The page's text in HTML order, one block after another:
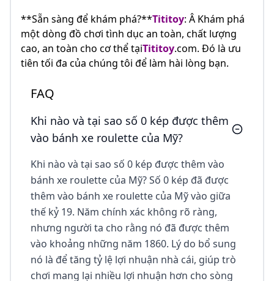
**Sẵn sàng để khám phá?**Tititoy: Â Khám phá
một dòng đồ chơi tình dục an toàn, chất lượng
cao, an toàn cho cơ thể tạiTititoy.com. Đó là ưu
tiên tối đa của chúng tôi để làm hài lòng bạn.
FAQ
Khi nào và tại sao số 0 kép được thêm
vào bánh xe roulette của Mỹ?
Khi nào và tại sao số 0 kép được thêm vào
bánh xe roulette của Mỹ? Số 0 kép đã được
thêm vào bánh xe roulette của Mỹ vào giữa
thế kỷ 19. Năm chính xác không rõ ràng,
nhưng người ta cho rằng nó đã được thêm
vào khoảng những năm 1860. Lý do bổ sung
nó là để tăng tỷ lệ lợi nhuận nhà cái, giúp trò
chơi mang lại nhiều lợi nhuận hơn cho sòng